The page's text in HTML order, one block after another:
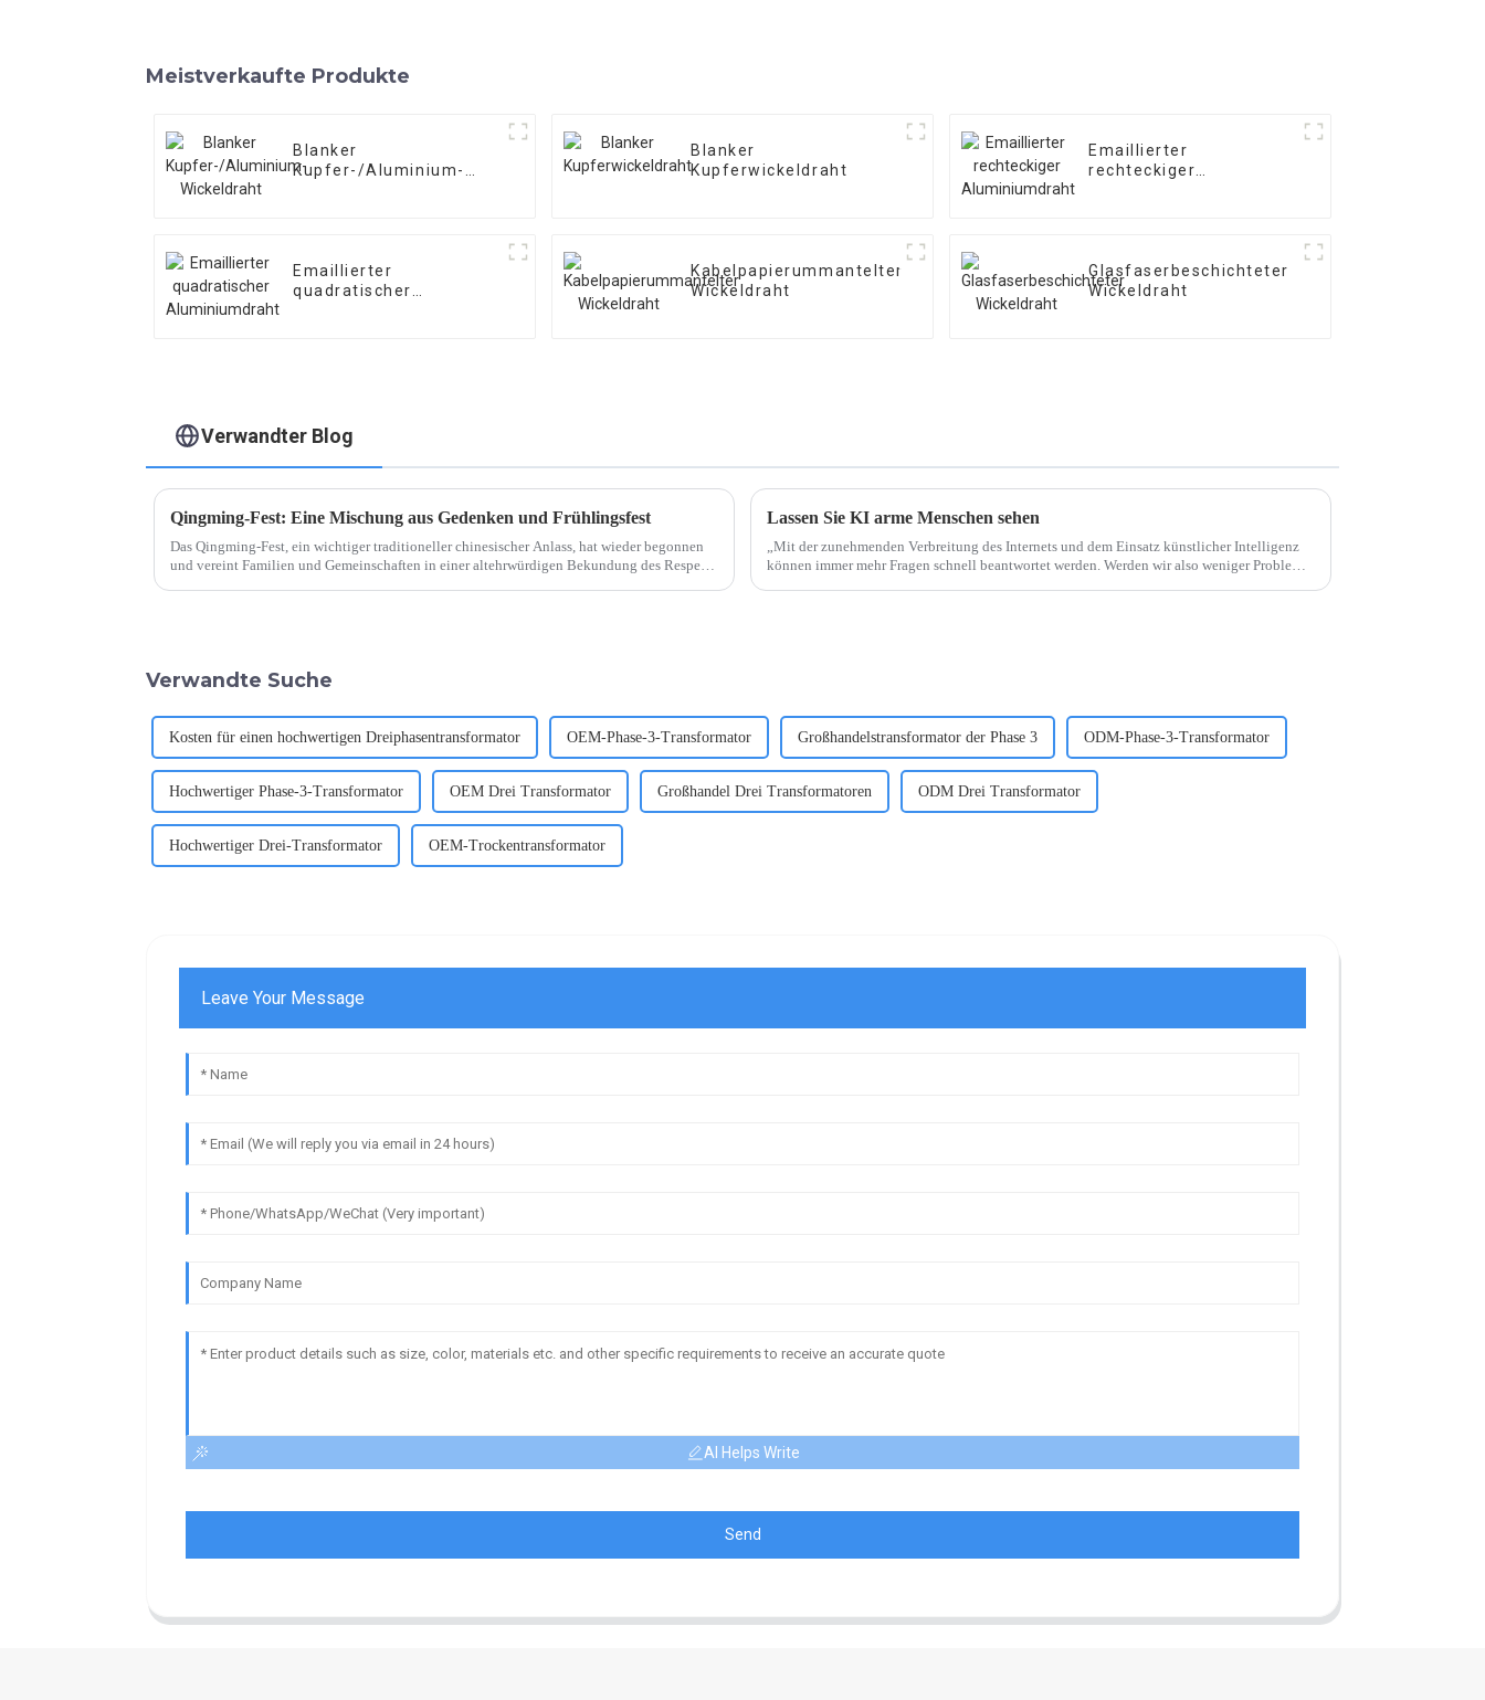
Meistverkaufte Produkte
Blanker
Kupfer-/Aluminium-
Blanker
Kupferwickeldraht
Emaillierter
rechteckiger
Emaillierter
quadratischer
Kabelpapierummantelter
Wickeldraht
Glasfaserbeschichteter
Wickeldraht
Verwandter Blog
Qingming-Fest: Eine Mischung aus Gedenken und Frühlingsfest
Das Qingming-Fest, ein wichtiger traditioneller chinesischer Anlass, hat wieder begonnen
und vereint Familien und Gemeinschaften in einer altehrwürdigen Bekundung des Respekts
Lassen Sie KI arme Menschen sehen
„Mit der zunehmenden Verbreitung des Internets und dem Einsatz künstlicher Intelligenz
können immer mehr Fragen schnell beantwortet werden. Werden wir also weniger Probleme
Verwandte Suche
Kosten für einen hochwertigen Dreiphasentransformator OEM-Phase-3-Transformator Großhandelstransformator der Phase 3 ODM-Phase-3-Transformator
Hochwertiger Phase-3-Transformator OEM Drei Transformator Großhandel Drei Transformatoren ODM Drei Transformator
Hochwertiger Drei-Transformator OEM-Trockentransformator
Leave Your Message
AI Helps Write
Send